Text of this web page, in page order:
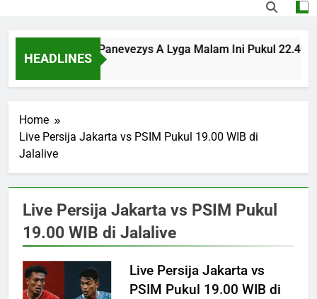
HEADLINES
FK Transinvest vs Panevezys A Lyga Malam Ini Pukul
10 Hours Ago
Home
Live Persija Jakarta vs PSIM Pukul 19.00 WIB di
Jalalive
Live Persija Jakarta vs PSIM Pukul
19.00 WIB di Jalalive
Live Persija Jakarta vs
PSIM Pukul 19.00 WIB di